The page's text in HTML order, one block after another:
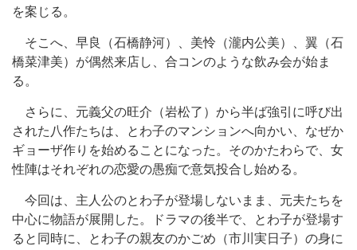
を案じる。
そこへ、早良（石橋静河）、美怜（瀧内公美）、翼（石
橋菜津美）が偶然来店し、合コンのような飲み会が始ま
る。
さらに、元義父の旺介（岩松了）から半ば強引に呼び出
された八作たちは、とわ子のマンションへ向かい、なぜか
ギョーザ作りを始めることになった。そのかたわらで、女
性陣はそれぞれの恋愛の愚痴で意気投合し始める。
今回は、主人公のとわ子が登場しないまま、元夫たちを
中心に物語が展開した。ドラマの後半で、とわ子が登場す
ると同時に、とわ子の親友のかごめ（市川実日子）の身に